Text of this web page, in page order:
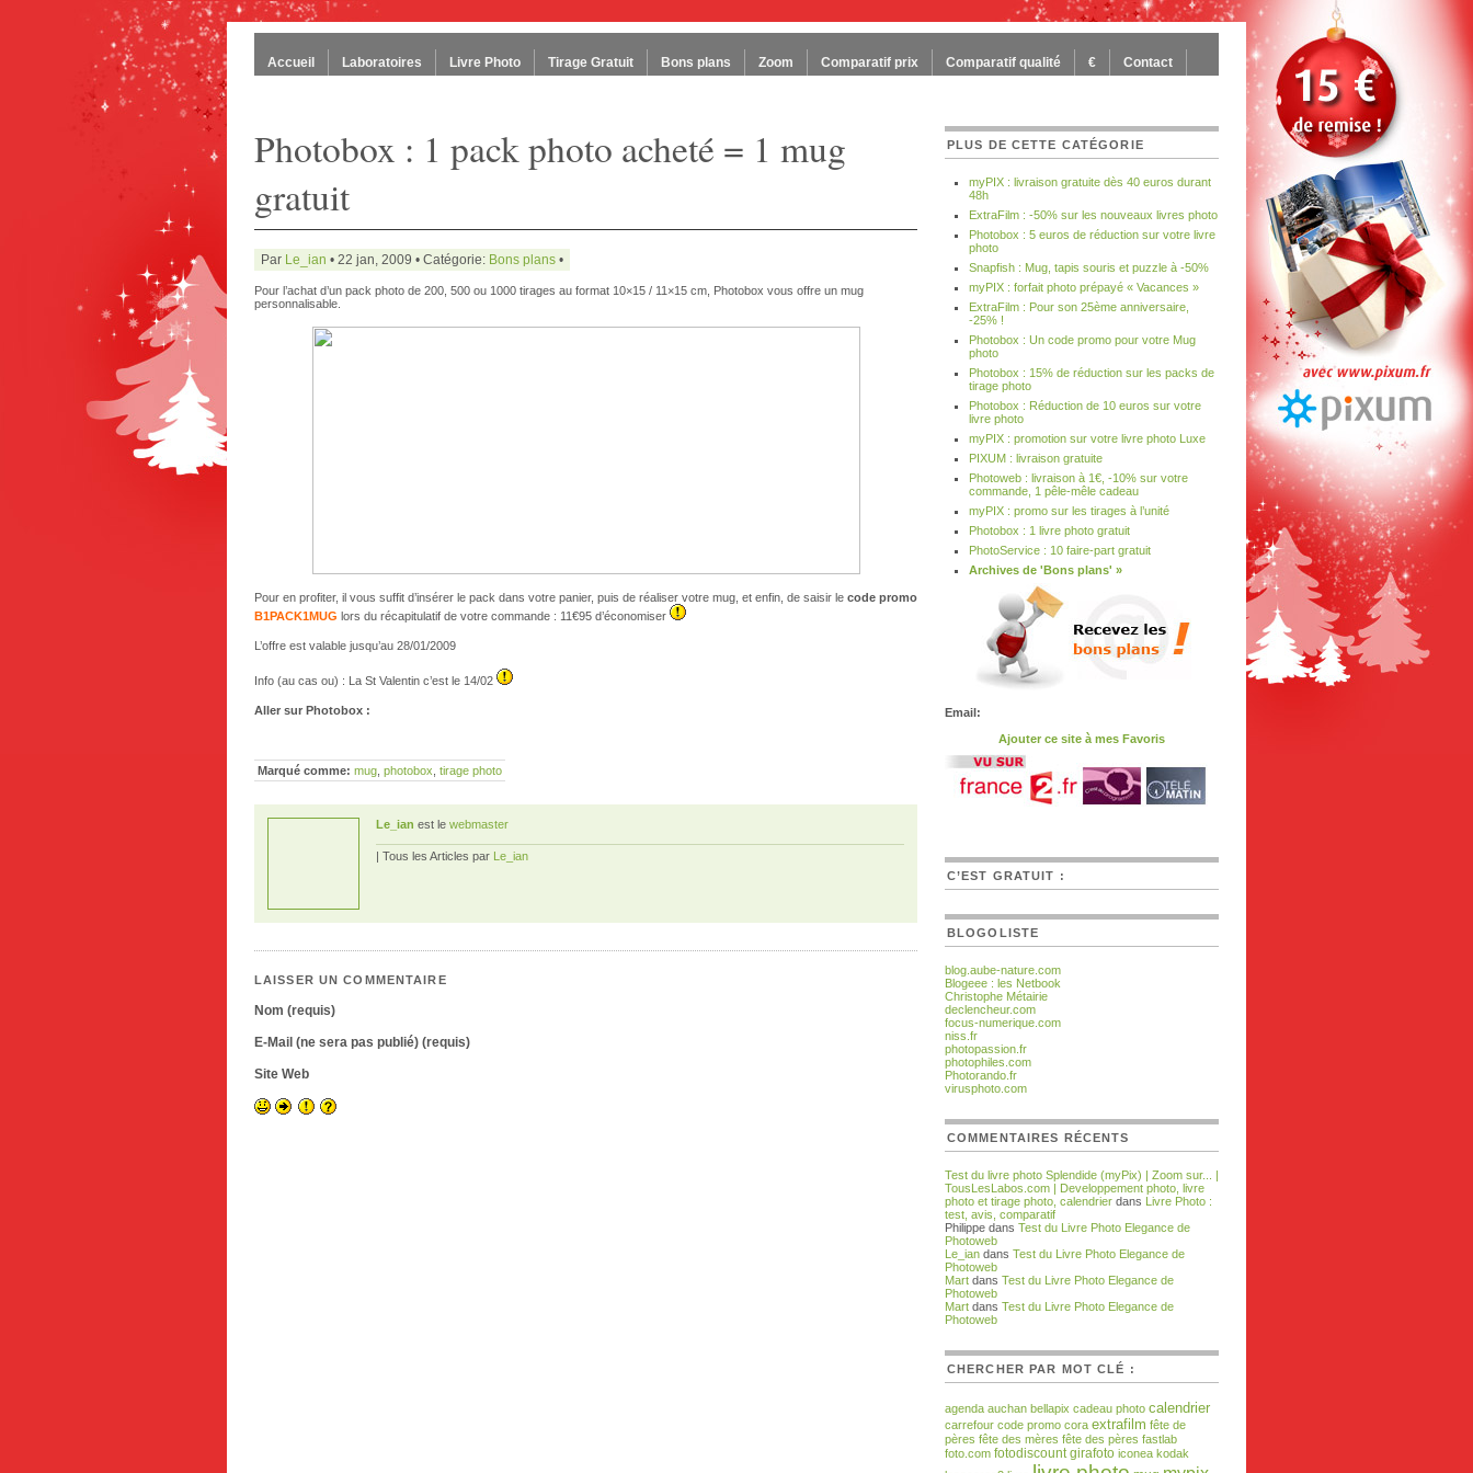
Accueil Laboratoires Livre Photo Tirage Gratuit Bons plans Zoom Comparatif prix Comparatif qualité € Contact
Photobox : 1 pack photo acheté = 1 mug
gratuit
Par Le_ian • 22 jan, 2009 • Catégorie: Bons plans •
Pour l’achat d’un pack photo de 200, 500 ou 1000 tirages au format 10×15 / 11×15 cm, Photobox vous offre un mug
personnalisable.
Pour en profiter, il vous suffit d’insérer le pack dans votre panier, puis de réaliser votre mug, et enfin, de saisir le code promo
B1PACK1MUG lors du récapitulatif de votre commande : 11€95 d’économiser
L’offre est valable jusqu’au 28/01/2009
Info (au cas ou) : La St Valentin c’est le 14/02
Aller sur Photobox :
Marqué comme: mug photobox tirage photo
Le_ian est le webmaster
| Tous les Articles par Le_ian
LAISSER UN COMMENTAIRE
Nom (requis)
E-Mail (ne sera pas publié) (requis)
Site Web
PLUS DE CETTE CATÉGORIE
myPIX : livraison gratuite dès 40 euros durant
48h
ExtraFilm : -50% sur les nouveaux livres photo
Photobox : 5 euros de réduction sur votre livre
photo
Snapfish : Mug, tapis souris et puzzle à -50%
myPIX : forfait photo prépayé « Vacances »
ExtraFilm : Pour son 25ème anniversaire,
-25% !
Photobox : Un code promo pour votre Mug
photo
Photobox : 15% de réduction sur les packs de
tirage photo
Photobox : Réduction de 10 euros sur votre
livre photo
myPIX : promotion sur votre livre photo Luxe
PIXUM : livraison gratuite
Photoweb : livraison à 1€, -10% sur votre
commande, 1 pêle-mêle cadeau
myPIX : promo sur les tirages à l’unité
Photobox : 1 livre photo gratuit
PhotoService : 10 faire-part gratuit
Archives de 'Bons plans' »
Email:
Ajouter ce site à mes Favoris
C’EST GRATUIT :
BLOGOLISTE
blog.aube-nature.com
Blogeee : les Netbook
Christophe Métairie
declencheur.com
focus-numerique.com
niss.fr
photopassion.fr
photophiles.com
Photorando.fr
virusphoto.com
COMMENTAIRES RÉCENTS
Test du livre photo Splendide (myPix) | Zoom sur... |
TousLesLabos.com | Developpement photo, livre
photo et tirage photo, calendrier dans Livre Photo :
test, avis, comparatif
Philippe dans Test du Livre Photo Elegance de
Photoweb
Le_ian dans Test du Livre Photo Elegance de
Photoweb
Mart dans Test du Livre Photo Elegance de
Photoweb
Mart dans Test du Livre Photo Elegance de
Photoweb
CHERCHER PAR MOT CLÉ :
agenda auchan bellapix cadeau photo calendrier
carrefour code promo cora extrafilm fête de
pères fête des mères fête des pères fastlab
foto.com fotodiscount girafoto iconea kodak